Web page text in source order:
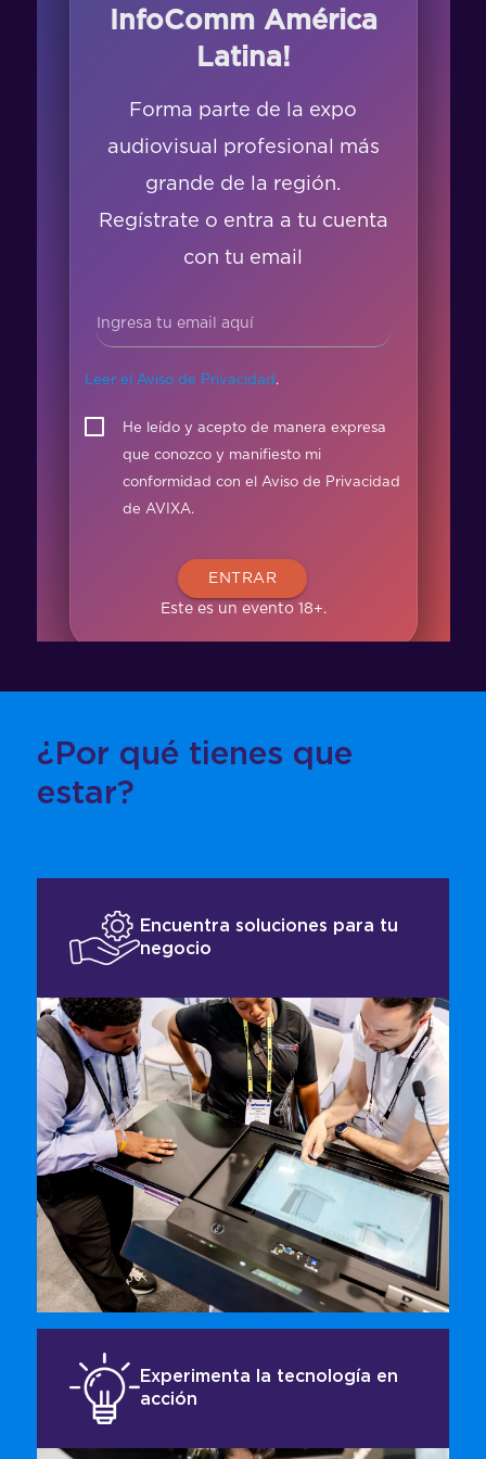
¿Por qué tienes que
estar?
Encuentra soluciones para tu
negocio
El salón de exposiciones está repleto de las
últimas tecnologías y soluciones de audio y
video profesional de la mano de las mejores
marcas del mercado. Si buscas algo en
particular o deseas generar algunas ideas, lo
encontrarás aquí.
Experimenta la tecnología en
acción